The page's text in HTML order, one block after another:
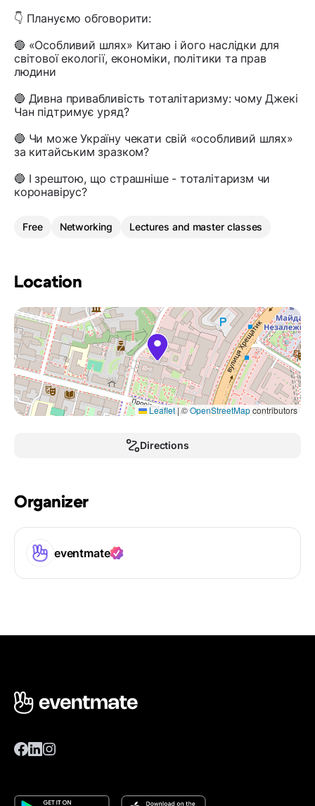
👇 Плануємо обговорити:
🔵 «Особливий шлях» Китаю і його наслідки для
світової екології, економіки, політики та прав
людини
🔵 Дивна привабливість тоталітаризму: чому Джекі
Чан підтримує уряд?
🔵 Чи може Україну чекати свій «особливий шлях»
за китайським зразком?
🔵 І зрештою, що страшніше - тоталітаризм чи
коронавірус?
Free Networking Lectures and master classes
Location
Leaflet |©OpenStreetMapcontributors
Directions
Organizer
eventmate